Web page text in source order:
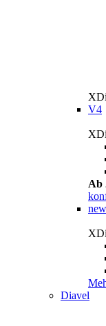
V4
Ab
new
Diavel